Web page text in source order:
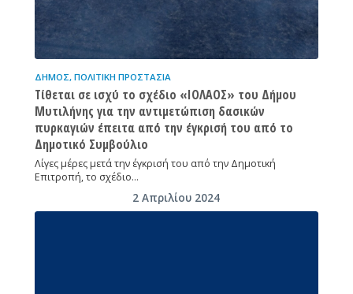
ΔΉΜΟΣ, ΠΟΛΙΤΙΚΉ ΠΡΟΣΤΑΣΊΑ
Τίθεται σε ισχύ το σχέδιο «ΙΟΛΑΟΣ» του Δήμου
Μυτιλήνης για την αντιμετώπιση δασικών
πυρκαγιών έπειτα από την έγκρισή του από το
Δημοτικό Συμβούλιο
Λίγες μέρες μετά την έγκρισή του από την Δημοτική
Επιτροπή, το σχέδιο…
2 Απριλίου 2024